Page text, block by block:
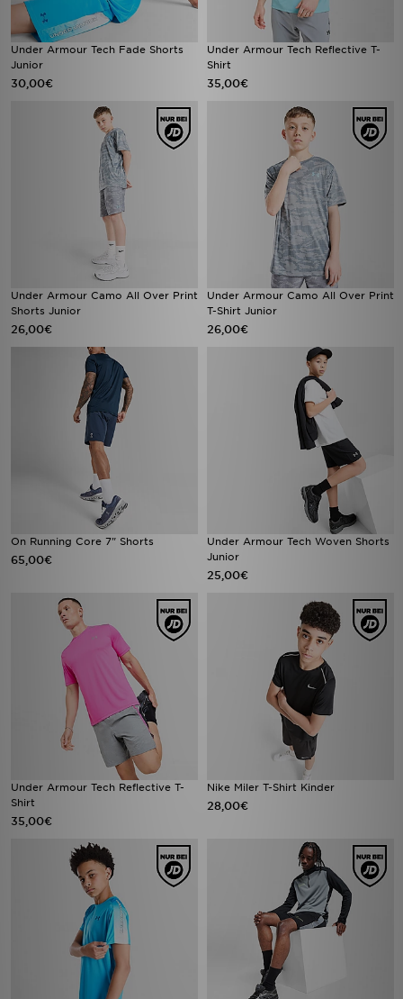
Under Armour Tech Fade Shorts
Junior
30,00€
Under Armour Tech Reflective T-
Shirt
35,00€
Under Armour Camo All Over Print
Shorts Junior
26,00€
Under Armour Camo All Over Print
T-Shirt Junior
26,00€
On Running Core 7" Shorts
65,00€
Under Armour Tech Woven Shorts
Junior
25,00€
Under Armour Tech Reflective T-
Shirt
35,00€
Nike Miler T-Shirt Kinder
28,00€